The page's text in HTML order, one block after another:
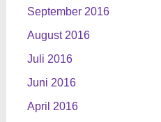
September 2016
August 2016
Juli 2016
Juni 2016
April 2016